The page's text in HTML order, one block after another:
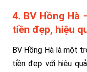
4. BV Hồng Hà
tiền đẹp, hiệu
BV Hồng Hà là một
tiền đẹp với hiệu